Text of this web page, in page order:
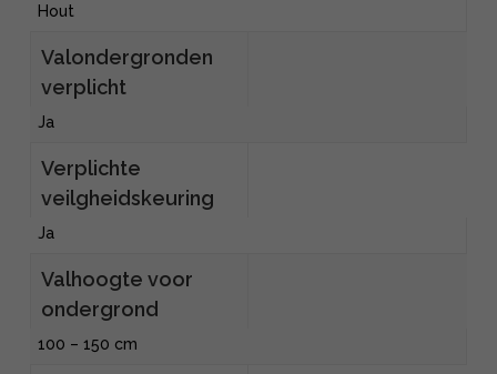
Hout
Valondergronden
verplicht
Ja
Verplichte
veilgheidskeuring
Ja
Valhoogte voor
ondergrond
100 – 150 cm